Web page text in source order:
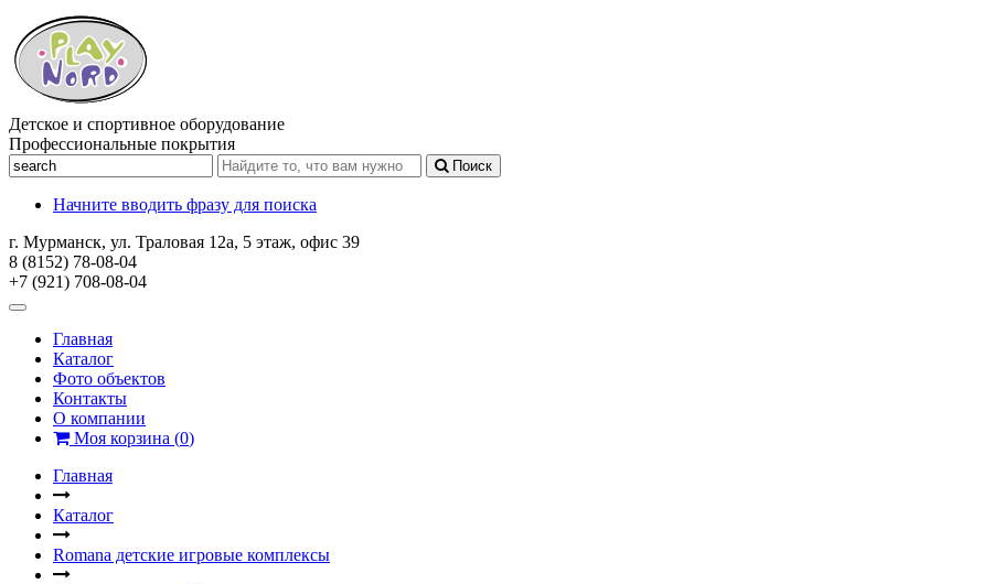
Детское и спортивное оборудование
Профессиональные покрытия
Поиск
Начните вводить фразу для поиска
г. Мурманск, ул. Траловая 12а, 5 этаж, офис 39
8 (8152) 78-08-04
+7 (921) 708-08-04
Главная
Каталог
Фото объектов
Контакты
О компании
Моя корзина (0)
Главная
Каталог
Romana детские игровые комплексы